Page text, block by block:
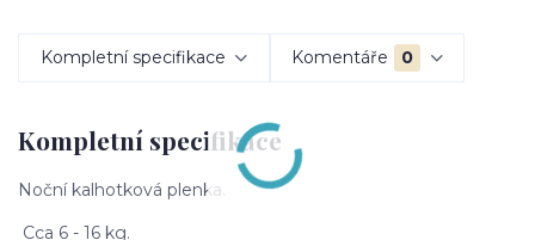
Kompletní specifikace Komentáře 0
Kompletní specifikace
Noční kalhotková plenka.
Cca 6 - 16 kg.